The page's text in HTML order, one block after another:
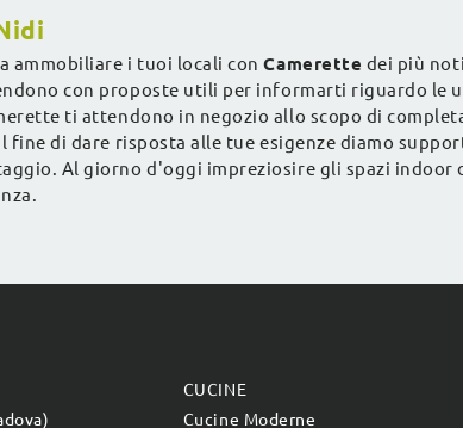
ammobiliare i tuoi locali conCamerette dei più
con proposte utili per informarti riguardo le
ti attendono in negozio allo scopo di
fine di dare risposta alle tue esigenze diamo
Al giorno d'oggi impreziosire gli spazi
CUCINE
Cucine Moderne